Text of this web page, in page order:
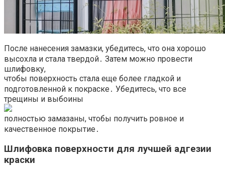
После нанесения замазки, убедитесь, что она хорошо
высохла и стала твердой․ Затем можно провести
шлифовку,
чтобы поверхность стала еще более гладкой и
подготовленной к покраске․ Убедитесь, что все
трещины и выбоины
полностью замазаны, чтобы получить ровное и
качественное покрытие․
Шлифовка поверхности для лучшей адгезии
краски